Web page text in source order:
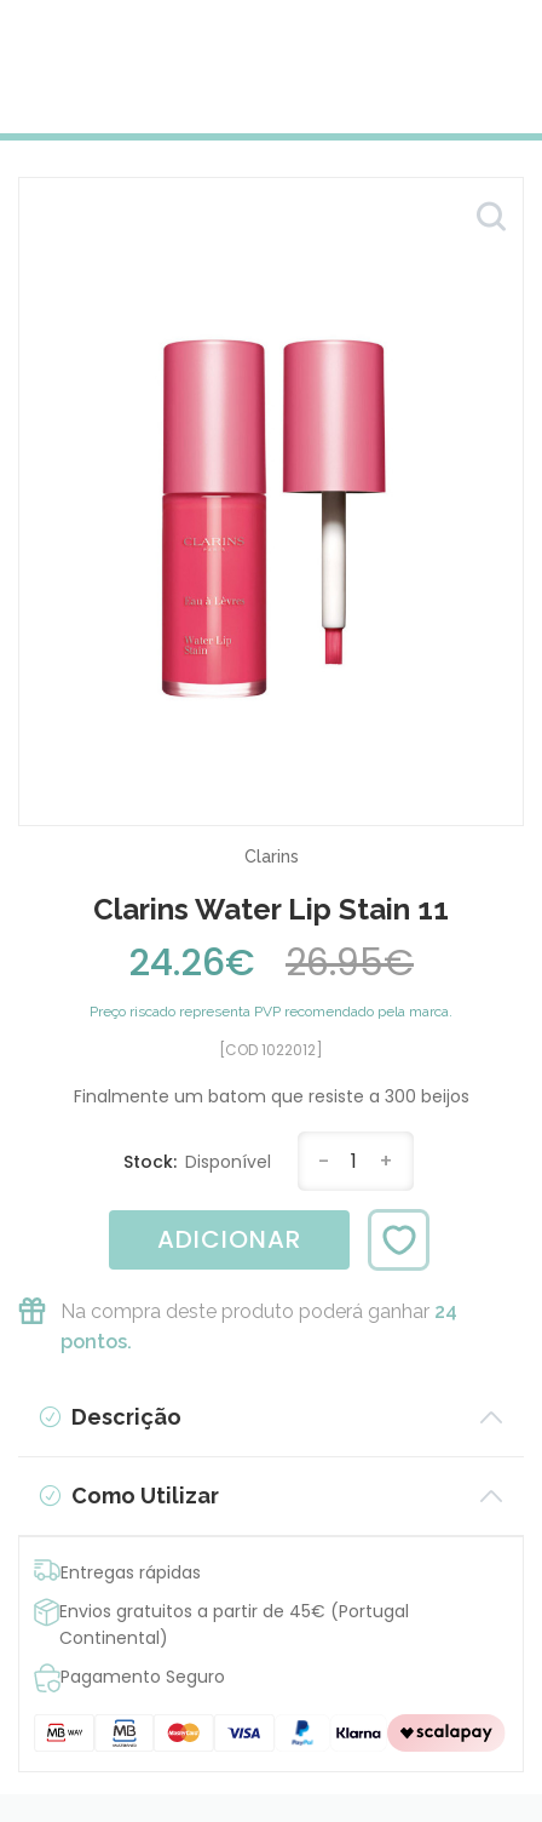
Clarins
Clarins Water Lip Stain 11
24.26€ 26.95€
Preço riscado representa PVP recomendado pela marca.
[COD 1022012]
Finalmente um batom que resiste a 300 beijos
Stock: Disponível - 1 +
ADICIONAR
Na compra deste produto poderá ganhar 24
pontos.
Descrição
Como Utilizar
Entregas rápidas
Envios gratuitos a partir de 45€ (Portugal
Continental)
Pagamento Seguro